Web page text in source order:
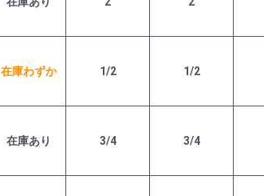
在庫わずか 1/2 1/2
在庫あり 3/4 3/4